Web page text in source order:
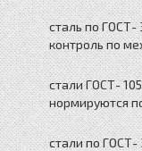
сталь по ГОСТ-
контроль по
стали ГОСТ-
нормируются
стали по ГОСТ-